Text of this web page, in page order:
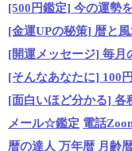
[500円鑑定] 今の運勢
[金運UPの秘策] 暦と
[開運メッセージ] 毎月
[そんなあなたに] 100
[面白いほど分かる] 各
メール☆鑑定 電話
暦の達人 万年暦 月齢